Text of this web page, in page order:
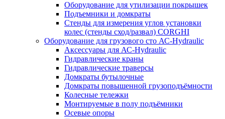
Оборудование для утилизации покрышек
Подъемники и домкраты
Стенды для измерения углов установки
колес (стенды сход/развал) CORGHI
Оборудование для грузового сто АС-Hydraulic
Аксессуары для АС-Hydraulic
Гидравлические краны
Гидравлические траверсы
Домкраты бутылочные
Домкраты повышенной грузоподъёмности
Колесные тележки
Монтируемые в полу подъёмники
Осевые опоры